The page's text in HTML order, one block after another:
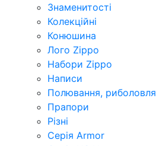
Знаменитості
Колекційні
Конюшина
Лого Zippo
Набори Zippo
Написи
Полювання, риболовля
Прапори
Різні
Серія Armor